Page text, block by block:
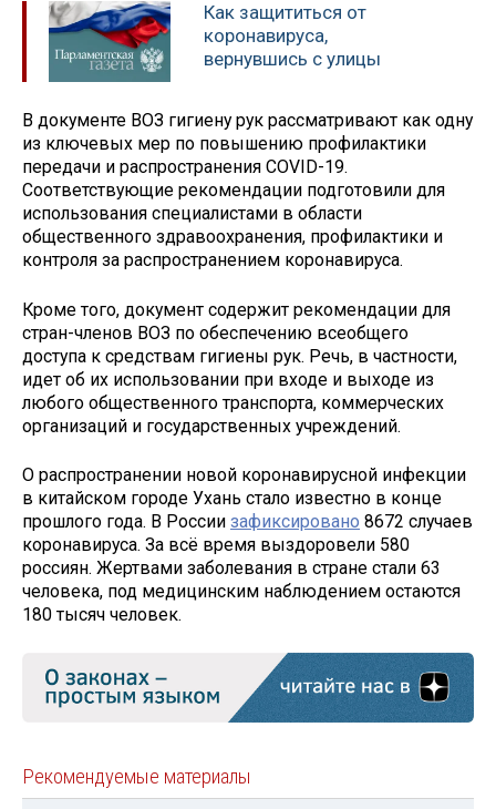
Как защититься от
коронавируса,
вернувшись с улицы
В документе ВОЗ гигиену рук рассматривают как одну
из ключевых мер по повышению профилактики
передачи и распространения COVID-19.
Соответствующие рекомендации подготовили для
использования специалистами в области
общественного здравоохранения, профилактики и
контроля за распространением коронавируса.
Кроме того, документ содержит рекомендации для
стран-членов ВОЗ по обеспечению всеобщего
доступа к средствам гигиены рук. Речь, в частности,
идет об их использовании при входе и выходе из
любого общественного транспорта, коммерческих
организаций и государственных учреждений.
О распространении новой коронавирусной инфекции
в китайском городе Ухань стало известно в конце
прошлого года. В России зафиксировано 8672 случаев
коронавируса. За всё время выздоровели 580
россиян. Жертвами заболевания в стране стали 63
человека, под медицинским наблюдением остаются
180 тысяч человек.
Рекомендуемые материалы